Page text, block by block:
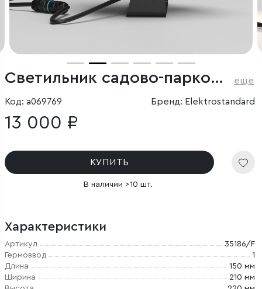
Светильник садово-парковый поворотный Landscape 29W черный еще
Код: a069769 Бренд: Elektrostandard
13 000 ₽
КУПИТЬ
В наличии >10 шт.
Характеристики
Артикул
35186/F
Гермоввод
1
Длина
150 мм
Ширина
210 мм